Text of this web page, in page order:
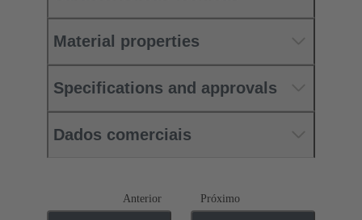
Material properties
Specifications and approvals
Dados comerciais
Anterior Próximo